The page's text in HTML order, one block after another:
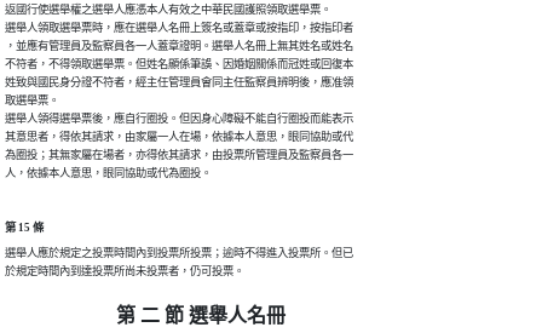
返國行使選舉權之選舉人應憑本人有效之中華民國護照領取選舉票。
選舉人領取選舉票時，應在選舉人名冊上簽名或蓋章或按指印，按指印者
，並應有管理員及監察員各一人蓋章證明。選舉人名冊上無其姓名或姓名
不符者，不得領取選舉票。但姓名顯係筆誤、因婚姻關係而冠姓或回復本
姓致與國民身分證不符者，經主任管理員會同主任監察員辨明後，應准領
取選舉票。
選舉人領得選舉票後，應自行圈投。但因身心障礙不能自行圈投而能表示
其意思者，得依其請求，由家屬一人在場，依據本人意思，眼同協助或代
為圈投；其無家屬在場者，亦得依其請求，由投票所管理員及監察員各一
人，依據本人意思，眼同協助或代為圈投。
第 15 條
選舉人應於規定之投票時間內到投票所投票；逾時不得進入投票所。但已
於規定時間內到達投票所尚未投票者，仍可投票。
第 二 節 選舉人名冊